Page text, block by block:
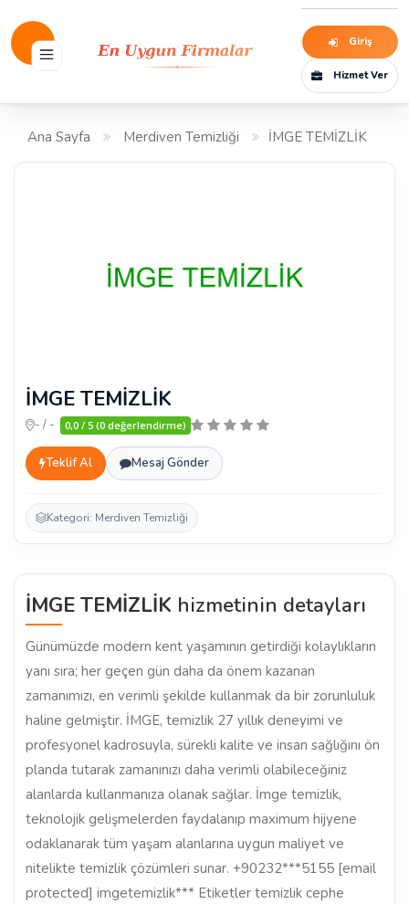
Giriş
Hizmet Ver
Ana Sayfa Merdiven Temizliği İMGE TEMİZLİK
İMGE TEMİZLİK
- / - 0,0 / 5 (0 değerlendirme)
Teklif Al Mesaj Gönder
Kategori: Merdiven Temizliği
İMGE TEMİZLİK hizmetinin detayları
Günümüzde modern kent yaşamının getirdiği kolaylıkların
yanı sıra; her geçen gün daha da önem kazanan
zamanımızı, en verimli şekilde kullanmak da bir zorunluluk
haline gelmiştir. İMGE, temizlik 27 yıllık deneyimi ve
profesyonel kadrosuyla, sürekli kalite ve insan sağlığını ön
planda tutarak zamanınızı daha verimli olabileceğiniz
alanlarda kullanmanıza olanak sağlar. İmge temizlik,
teknolojik gelişmelerden faydalanıp maximum hijyene
odaklanarak tüm yaşam alanlarına uygun maliyet ve
nitelikte temizlik çözümleri sunar. +90232***5155 [email
protected] imgetemizlik*** Etiketler temizlik cephe